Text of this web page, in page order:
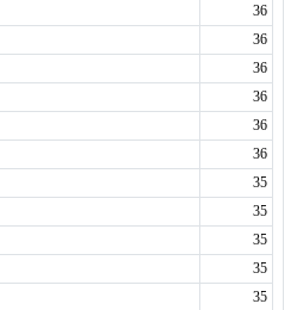
36
36
36
36
36
36
35
35
35
35
35